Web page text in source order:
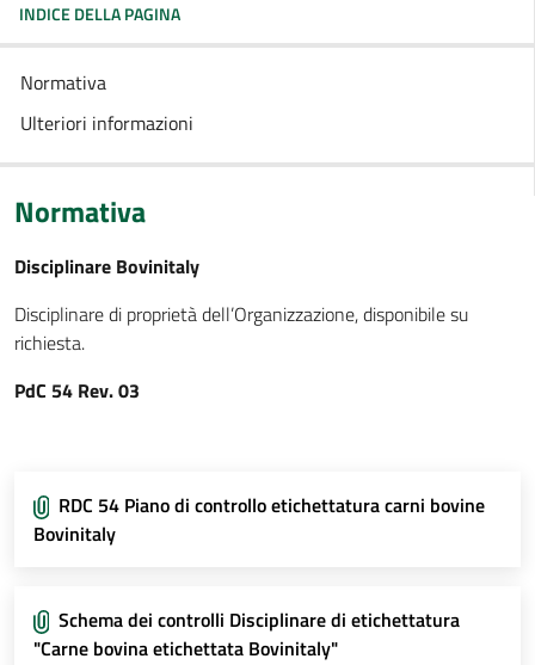
INDICE DELLA PAGINA
Normativa
Ulteriori informazioni
Normativa
Disciplinare Bovinitaly
Disciplinare di proprietà dell’Organizzazione, disponibile su
richiesta.
PdC 54 Rev. 03
RDC 54 Piano di controllo etichettatura carni bovine
Bovinitaly
Schema dei controlli Disciplinare di etichettatura
"Carne bovina etichettata Bovinitaly"